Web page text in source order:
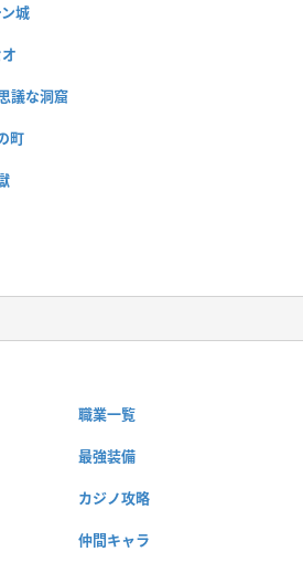
城
議な洞窟
町
職業一覧
最強装備
カジノ攻略
仲間キャラ